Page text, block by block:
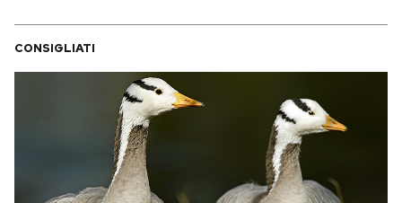
CONSIGLIATI